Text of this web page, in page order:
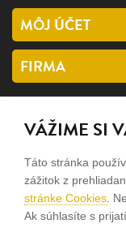
MÔJ ÚČET
FIRMA
SLEDUJTE NÁS
facebook
instagram
VÁŽIME SI
Táto stránka
zážitok z
stránke Cookies .
Ak súhlasíte s